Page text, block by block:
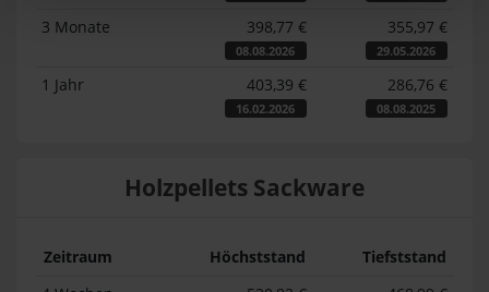
3 Monate 398,77 €
08.08.2026
355,97 €
29.05.2026
1 Jahr 403,39 €
16.02.2026
286,76 €
08.08.2025
Holzpellets Sackware
Zeitraum Höchststand
Tiefststand